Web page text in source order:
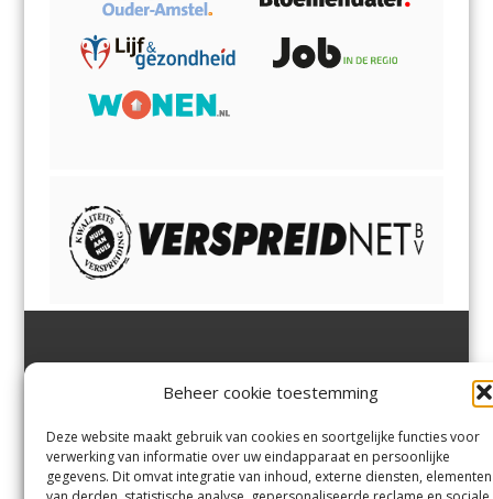
Beheer cookie toestemming
Deze website maakt gebruik van cookies en soortgelijke functies voor
verwerking van informatie over uw eindapparaat en persoonlijke
gegevens. Dit omvat integratie van inhoud, externe diensten, elementen
Margadantstraat 34
0255-533900
info@jutter.nlofinfo@hofgee
st.nl
Velserbroek,Velsen-Zuid,
Zuid,Driehuisen
Spaarnwoude.